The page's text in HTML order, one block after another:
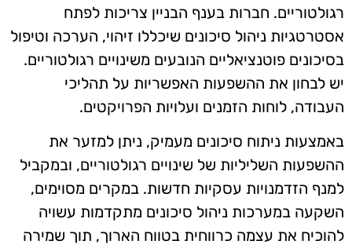
רגולטוריים. חברות בענף הבניין צריכות לפתח
אסטרטגיות ניהול סיכונים שיכללו זיהוי, הערכה וטיפול
בסיכונים פוטנציאליים הנובעים משינויים רגולטוריים.
יש לבחון את ההשפעות האפשריות על תהליכי
העבודה, לוחות הזמנים ועלויות הפרויקטים.
באמצעות ניתוח סיכונים מעמיק, ניתן למזער את
ההשפעות השליליות של שינויים רגולטוריים, ובמקביל
למנף הזדמנויות עסקיות חדשות. במקרים מסוימים,
השקעה במערכות ניהול סיכונים מתקדמות עשויה
להוכיח את עצמה כרווחית בטווח הארוך, תוך שמירה